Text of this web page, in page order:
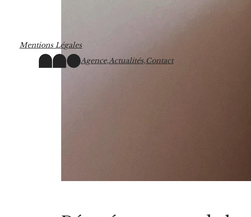
Mentions Légales
Agence,Actualités,Contact